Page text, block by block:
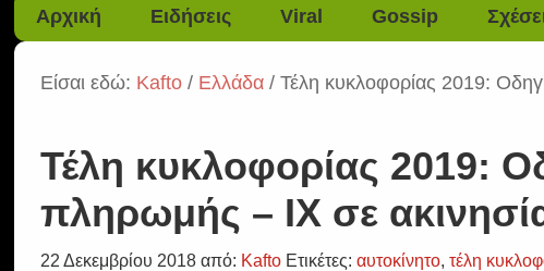
Αρχική Ειδήσεις Viral Gossip
Είσαι εδώ: Kafto / Ελλάδα / Τέλη κυκλοφορίας 2019:
Τέλη κυκλοφορίας 2019:
πληρωμής – ΙΧ σε
22 Δεκεμβρίου 2018 από: Kafto Ετικέτες:αυτοκίνητο,τέλη